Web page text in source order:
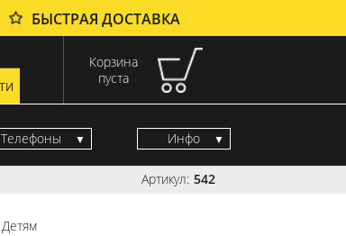
БЫСТРАЯ ДОСТАВКА
Корзина
пуста
Телефоны Инфо
Артикул: 542
Детям